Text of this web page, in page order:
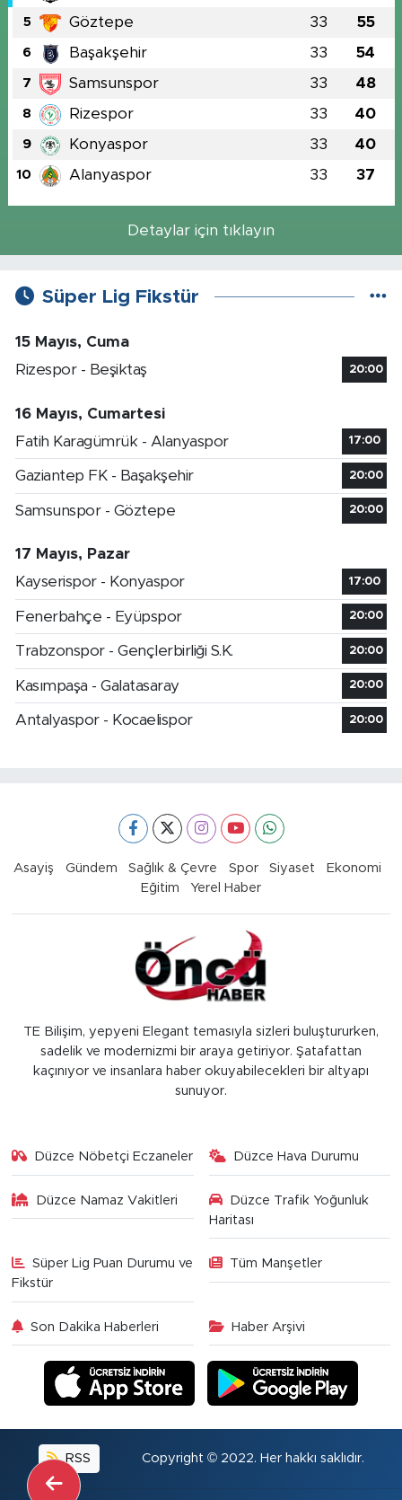
5 Göztepe 33 55
6 Başakşehir 33 54
7 Samsunspor 33 48
8 Rizespor 33 40
9 Konyaspor 33 40
10 Alanyaspor 33 37
Detaylar için tıklayın
Süper Lig Fikstür
15 Mayıs, Cuma
Rizespor - Beşiktaş
20:00
16 Mayıs, Cumartesi
Fatih Karagümrük - Alanyaspor
17:00
Gaziantep FK - Başakşehir 20:00
Samsunspor - Göztepe 20:00
17 Mayıs, Pazar
Kayserispor - Konyaspor
17:00
Fenerbahçe - Eyüpspor 20:00
Trabzonspor - Gençlerbirliği S.K. 20:00
Kasımpaşa - Galatasaray 20:00
Antalyaspor - Kocaelispor 20:00
Asayiş Gündem Sağlık & Çevre Spor Siyaset
Ekonomi
Eğitim
Yerel Haber
TE Bilişim, yepyeni Elegant temasıyla sizleri buluştururken,
sadelik ve modernizmi bir araya getiriyor. Şatafattan
kaçınıyor ve insanlara haber okuyabilecekleri bir altyapı
sunuyor.
Düzce Nöbetçi Eczaneler Düzce Hava Durumu
Düzce Namaz Vakitleri
Düzce Trafik Yoğunluk
Haritası
Süper Lig Puan Durumu ve
Fikstür
Tüm Manşetler
Son Dakika Haberleri Haber Arşivi
RSS Copyright © 2022. Her hakkı saklıdır.